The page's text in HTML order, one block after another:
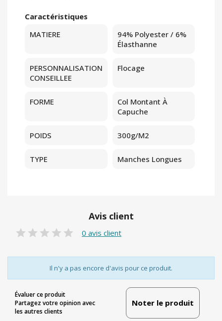
Caractéristiques
MATIERE
94% Polyester / 6%
Élasthanne
PERSONNALISATION
CONSEILLEE
Flocage
FORME
Col Montant À
Capuche
POIDS 300g/m2
TYPE Manches Longues
Avis client
0 avis client
Il n'y a pas encore d'avis pour ce produit.
Évaluer ce produit
Partagez votre opinion avec
les autres clients
Noter le produit